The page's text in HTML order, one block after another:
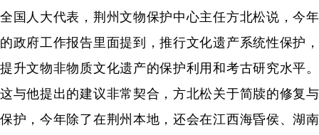
全国人大代表，荆州文物保护中心主任方北松说，今年
的政府工作报告里面提到，推行文化遗产系统性保护，
提升文物非物质文化遗产的保护利用和考古研究水平。
这与他提出的建议非常契合，方北松关于简牍的修复与
保护，今年除了在荆州本地，还会在江西海昏侯、湖南